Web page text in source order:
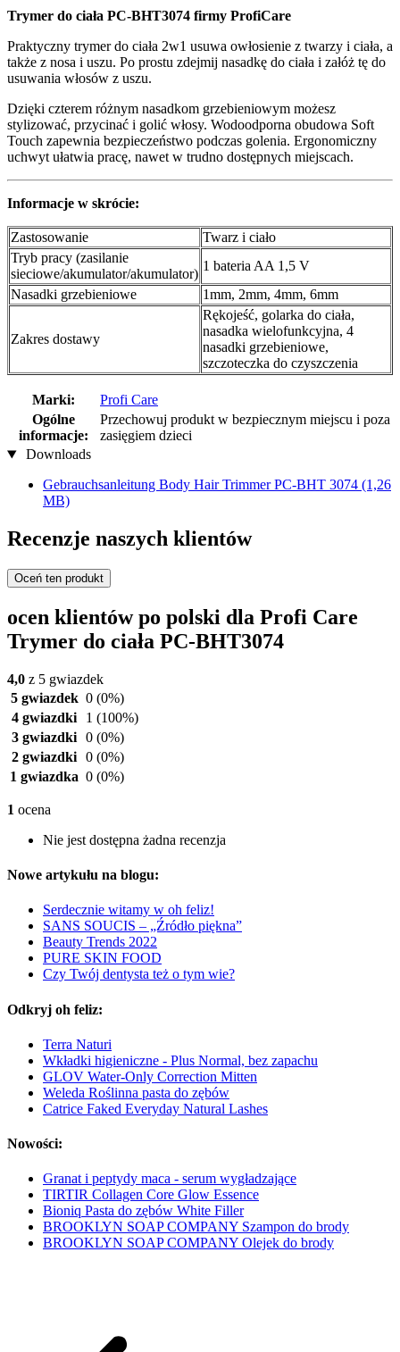
Trymer do ciała PC-BHT3074 firmy ProfiCare
Praktyczny trymer do ciała 2w1 usuwa owłosienie z twarzy i ciała, a
także z nosa i uszu. Po prostu zdejmij nasadkę do ciała i załóż tę do
usuwania włosów z uszu.
Dzięki czterem różnym nasadkom grzebieniowym możesz
stylizować, przycinać i golić włosy. Wodoodporna obudowa Soft
Touch zapewnia bezpieczeństwo podczas golenia. Ergonomiczny
uchwyt ułatwia pracę, nawet w trudno dostępnych miejscach.
Informacje w skrócie:
Zastosowanie
Twarz i ciało
Tryb pracy (zasilanie
sieciowe/akumulator/akumulator)
1 bateria AA 1,5 V
Nasadki grzebieniowe
1mm, 2mm, 4mm, 6mm
Zakres dostawy
Rękojeść, golarka do ciała,
nasadka wielofunkcyjna, 4
nasadki grzebieniowe,
szczoteczka do czyszczenia
Marki:
Profi Care
Ogólne
informacje:
Przechowuj produkt w bezpiecznym miejscu i poza
zasięgiem dzieci
Downloads
Gebrauchsanleitung Body Hair Trimmer PC-BHT 3074 (1,26
MB)
Recenzje naszych klientów
Oceń ten produkt
ocen klientów po polski dla Profi Care
Trymer do ciała PC-BHT3074
4,0 z 5 gwiazdek
5 gwiazdek 0 (0%)
4 gwiazdki
1 (100%)
3 gwiazdki 0 (0%)
2 gwiazdki 0 (0%)
1 gwiazdka 0 (0%)
1 ocena
Nie jest dostępna żadna recenzja
Nowe artykułu na blogu:
Serdecznie witamy w oh feliz!
SANS SOUCIS – „Źródło piękna”
Beauty Trends 2022
PURE SKIN FOOD
Czy Twój dentysta też o tym wie?
Odkryj oh feliz:
Terra Naturi
Wkładki higieniczne - Plus Normal, bez zapachu
GLOV Water-Only Correction Mitten
Weleda Roślinna pasta do zębów
Catrice Faked Everyday Natural Lashes
Nowości:
Granat i peptydy maca - serum wygładzające
TIRTIR Collagen Core Glow Essence
Bioniq Pasta do zębów White Filler
BROOKLYN SOAP COMPANY Szampon do brody
BROOKLYN SOAP COMPANY Olejek do brody